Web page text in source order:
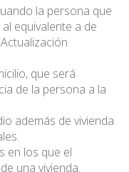
la persona que
equivalente a de
que será
de la persona a la
además de vivienda
en los que el
una vivienda.